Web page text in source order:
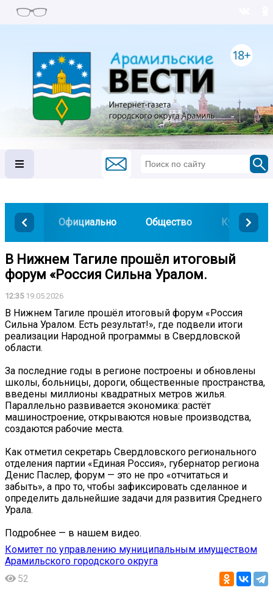
Официально Общество Культура
В Нижнем Тагиле прошёл итоговый
форум «Россия Сильна Уралом.
12:3519.05.2026
В Нижнем Тагиле прошёл итоговый форум «Россия
Сильна Уралом. Есть результат!», где подвели итоги
реализации Народной программы в Свердловской
области.
За последние годы в регионе построены и обновлены
школы, больницы, дороги, общественные пространства,
введены миллионы квадратных метров жилья.
Параллельно развивается экономика: растёт
машиностроение, открываются новые производства,
создаются рабочие места.
Как отметил секретарь Свердловского регионального
отделения партии «Единая Россия», губернатор региона
Денис Паслер, форум — это не про «отчитаться и
забыть», а про то, чтобы зафиксировать сделанное и
определить дальнейшие задачи для развития Среднего
Урала.
Подробнее — в нашем видео.
Комитет по управлению муниципальным имуществом
Арамильского городского округа
52